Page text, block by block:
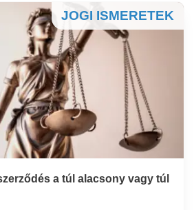
JOGI ISMERETEK
a túl alacsony vagy túl